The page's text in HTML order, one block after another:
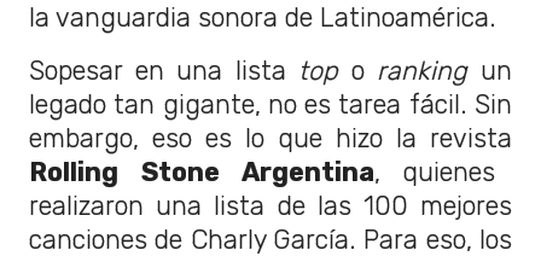
la vanguardia sonora de Latinoamérica.
Sopesar en una lista top o ranking un
legado tan gigante, no es tarea fácil. Sin
embargo, eso es lo que hizo la revista
Rolling Stone Argentina, quienes
realizaron una lista de las 100 mejores
canciones de Charly García. Para eso, los